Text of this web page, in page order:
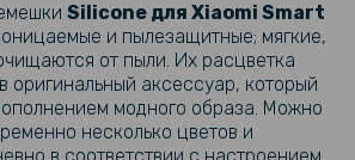
Diamond Glamour для Xiaomi Smart Band
475 грн
559 грн
Silicone для Xiaomi Smart
и пылезащитные; мягкие,
от пыли. Их расцветка
оригинальный аксессуар, который
модного образа. Можно
несколько цветов и